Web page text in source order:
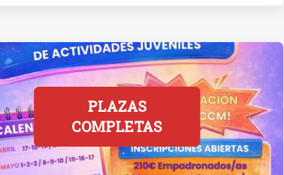
225,00€